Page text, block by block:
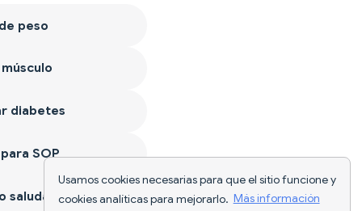
Usamos cookies necesarias para que el sitio funcione y
cookies analíticas para mejorarlo. Más información
peso
diabetes
SOP
saludable